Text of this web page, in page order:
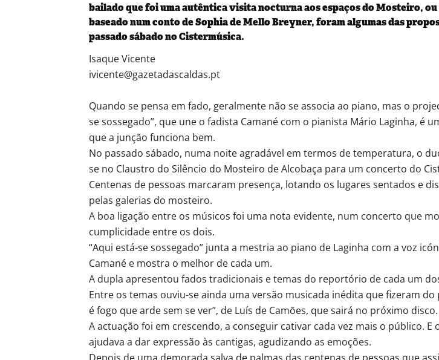
bailado que foi uma autêntica visita nocturna aos espaços do Mosteiro,
baseado num conto de Sophia de Mello Breyner, foram algumas das
passado sábado no Cistermúsica.
Isaque Vicente
ivicente@gazetadascaldas.pt
Quando se pensa em fado, geralmente não se associa ao piano, mas o
se sossegado”, que une o fadista Camané com o pianista Mário Laginha, é
que a junção funciona bem.
No passado sábado, numa noite agradável em termos de temperatura, o
se no Claustro do Silêncio do Mosteiro de Alcobaça para um concerto do
Centenas de pessoas marcaram presença, lotando os lugares sentados e
pelas galerias do mosteiro.
A boa ligação entre os músicos foi uma nota evidente, num concerto que
cumplicidade entre os dois.
“Aqui está-se sossegado” junta a mestria ao piano de Laginha com a voz
Camané e mostra o melhor de cada um.
A dupla apresentou fados tradicionais e temas do reportório de cada um
Entre os temas ouviu-se ainda uma versão musicada inédita que fizeram do
é fogo que arde sem se ver”, de Luís de Camões, que sairá no próximo disco.
A actuação foi em crescendo, a conseguir cativar cada vez mais o público. E
ajudava a dar expressão às cantigas, agudizando as emoções.